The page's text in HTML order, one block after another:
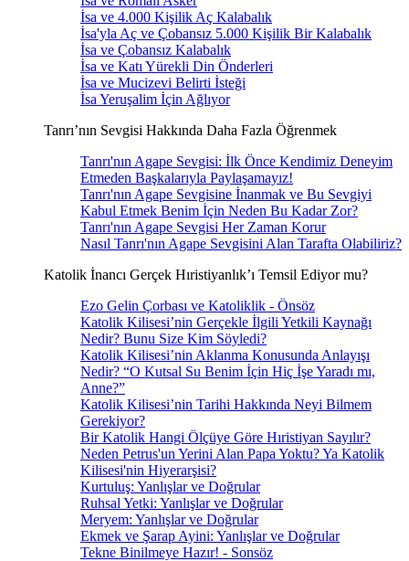
İsa ve 4.000 Kişilik Aç Kalabalık
İsa'yla Aç ve Çobansız 5.000 Kişilik Bir Kalabalık
İsa ve Çobansız Kalabalık
İsa ve Katı Yürekli Din Önderleri
İsa ve Mucizevi Belirti İsteği
İsa Yeruşalim İçin Ağlıyor
Tanrı’nın Sevgisi Hakkında Daha Fazla Öğrenmek
Tanrı'nın Agape Sevgisi: İlk Önce Kendimiz Deneyim
Etmeden Başkalarıyla Paylaşamayız!
Tanrı'nın Agape Sevgisine İnanmak ve Bu Sevgiyi
Kabul Etmek Benim İçin Neden Bu Kadar Zor?
Tanrı'nın Agape Sevgisi Her Zaman Korur
Nasıl Tanrı'nın Agape Sevgisini Alan Tarafta Olabiliriz?
Katolik İnancı Gerçek Hıristiyanlık’ı Temsil Ediyor mu?
Ezo Gelin Çorbası ve Katoliklik - Önsöz
Katolik Kilisesi’nin Gerçekle İlgili Yetkili Kaynağı
Nedir? Bunu Size Kim Söyledi?
Katolik Kilisesi’nin Aklanma Konusunda Anlayışı
Nedir? “O Kutsal Su Benim İçin Hiç İşe Yaradı mı,
Anne?”
Katolik Kilisesi’nin Tarihi Hakkında Neyi Bilmem
Gerekiyor?
Bir Katolik Hangi Ölçüye Göre Hıristiyan Sayılır?
Neden Petrus'un Yerini Alan Papa Yoktu? Ya Katolik
Kilisesi'nin Hiyerarşisi?
Kurtuluş: Yanlışlar ve Doğrular
Ruhsal Yetki: Yanlışlar ve Doğrular
Meryem: Yanlışlar ve Doğrular
Ekmek ve Şarap Ayini: Yanlışlar ve Doğrular
Tekne Binilmeye Hazır! - Sonsöz